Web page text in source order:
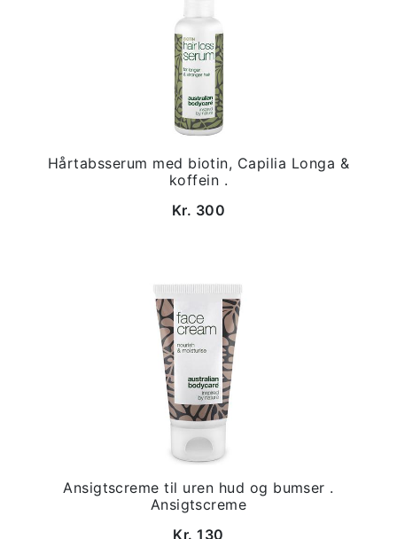
Hårtabsserum med biotin, Capilia Longa &
koffein .
Kr. 300
Ansigtscreme til uren hud og bumser .
Ansigtscreme
Kr. 130